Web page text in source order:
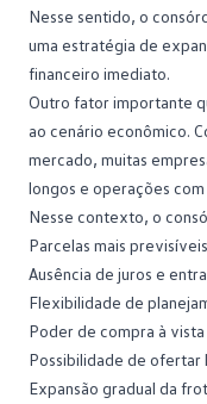
Nesse sentido, o
uma estratégia de
financeiro imediato.
Outro fator importante
ao cenário econômico.
mercado, muitas
longos e operações
Nesse contexto, o
Parcelas mais previsíveis
Ausência de juros e
Flexibilidade de
Poder de compra à vista
Possibilidade de ofertar
Expansão gradual da